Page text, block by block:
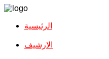
الرئيسية
الارشیف